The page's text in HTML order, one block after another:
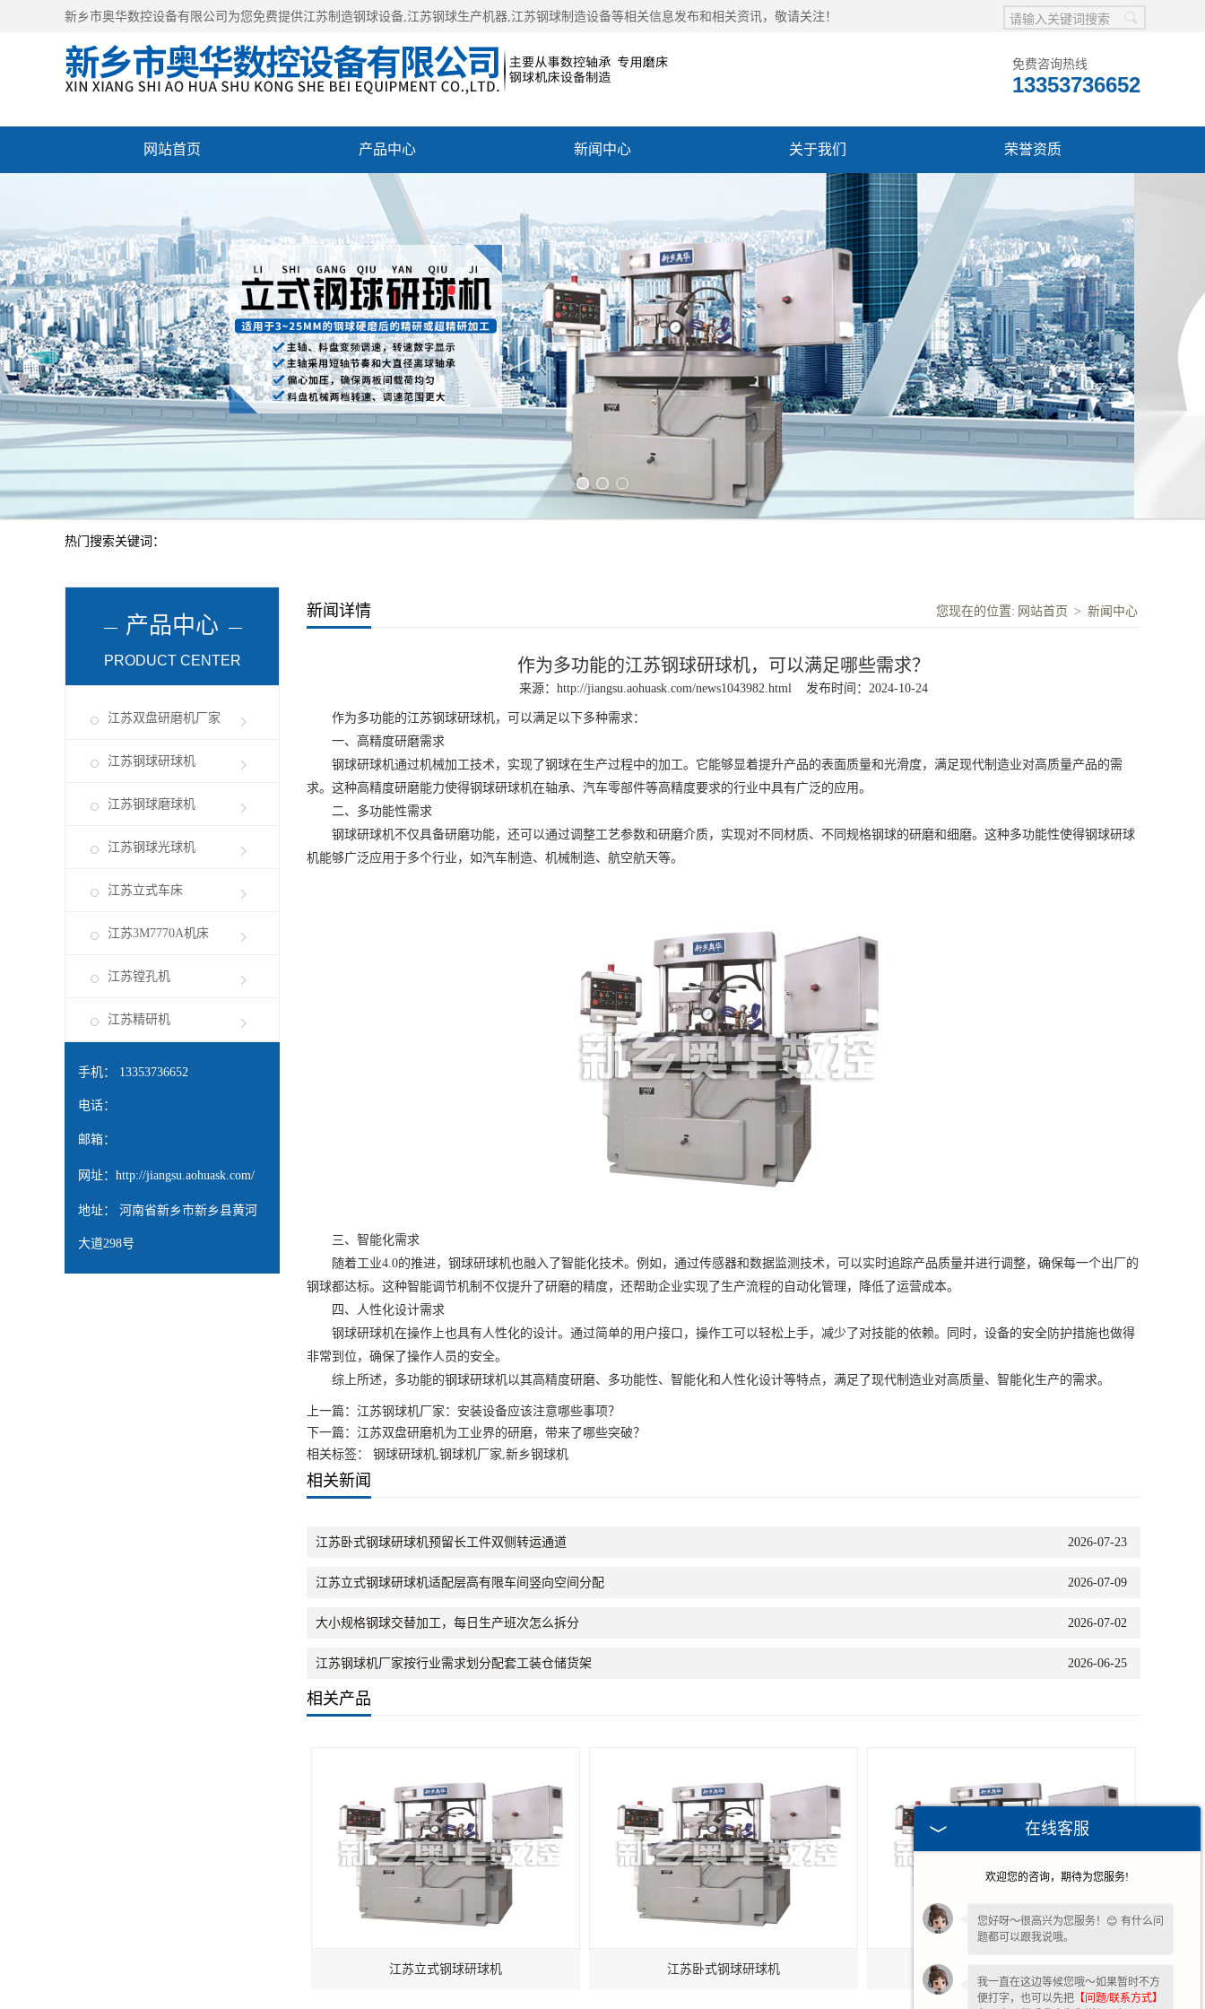
新乡市奥华数控设备有限公司为您免费提供江苏制造钢球设备,江苏钢球生产机器,江苏钢球制造设备等相关信息发布和相关资讯，敬请关注！
免费咨询热线
13353736652
网站首页 产品中心 新闻中心 关于我们 荣誉资质
人才招聘
热门搜索关键词：
产品中心
PRODUCT CENTER
江苏双盘研磨机厂家
江苏钢球研球机
江苏钢球磨球机
江苏钢球光球机
江苏立式车床
江苏3M7770A机床
江苏镗孔机
江苏精研机
手机： 13353736652
电话：
邮箱：
网址： http://jiangsu.aohuask.com/
地址： 河南省新乡市新乡县黄河
大道298号
新闻详情 您现在的位置: 网站首页 > 新闻中心
作为多功能的江苏钢球研球机，可以满足哪些需求？
来源： http://jiangsu.aohuask.com/news1043982.html 发布时间：2024-10-24
作为多功能的江苏钢球研球机，可以满足以下多种需求：
一、高精度研磨需求
钢球研球机通过机械加工技术，实现了钢球在生产过程中的加工。它能够显着提升产品的表面质量和光滑度，满足现代制造业对高质量产品的需
求。这种高精度研磨能力使得钢球研球机在轴承、汽车零部件等高精度要求的行业中具有广泛的应用。
二、多功能性需求
钢球研球机不仅具备研磨功能，还可以通过调整工艺参数和研磨介质，实现对不同材质、不同规格钢球的研磨和细磨。这种多功能性使得钢球研球
机能够广泛应用于多个行业，如汽车制造、机械制造、航空航天等。
三、智能化需求
随着工业4.0的推进，钢球研球机也融入了智能化技术。例如，通过传感器和数据监测技术，可以实时追踪产品质量并进行调整，确保每一个出厂的
钢球都达标。这种智能调节机制不仅提升了研磨的精度，还帮助企业实现了生产流程的自动化管理，降低了运营成本。
四、人性化设计需求
钢球研球机在操作上也具有人性化的设计。通过简单的用户接口，操作工可以轻松上手，减少了对技能的依赖。同时，设备的安全防护措施也做得
非常到位，确保了操作人员的安全。
综上所述，多功能的钢球研球机以其高精度研磨、多功能性、智能化和人性化设计等特点，满足了现代制造业对高质量、智能化生产的需求。
上一篇： 江苏钢球机厂家：安装设备应该注意哪些事项？
下一篇： 江苏双盘研磨机为工业界的研磨，带来了哪些突破？
相关标签： 钢球研球机,钢球机厂家,新乡钢球机
相关新闻
2026-07-23
江苏卧式钢球研球机预留长工件双侧转运通道
2026-07-09
江苏立式钢球研球机适配层高有限车间竖向空间分配
2026-07-02
大小规格钢球交替加工，每日生产班次怎么拆分
2026-06-25
江苏钢球机厂家按行业需求划分配套工装仓储货架
相关产品
江苏立式钢球研球机 江苏卧式钢球研球机 江苏卧式钢球磨球机
在线客服
欢迎您的咨询，期待为您服务!
您好呀～很高兴为您服务！😊 有什么问
题都可以跟我说哦。
我一直在这边等候您哦～如果暂时不方
便打字，也可以先把 【问题/联系方式】